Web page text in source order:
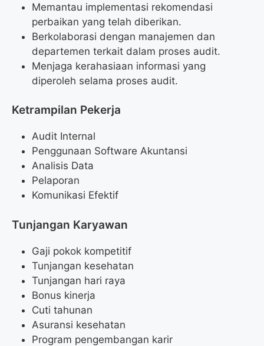
Memantau implementasi rekomendasi
perbaikan yang telah diberikan.
Berkolaborasi dengan manajemen dan
departemen terkait dalam proses audit.
Menjaga kerahasiaan informasi yang
diperoleh selama proses audit.
Ketrampilan Pekerja
Audit Internal
Penggunaan Software Akuntansi
Analisis Data
Pelaporan
Komunikasi Efektif
Tunjangan Karyawan
Gaji pokok kompetitif
Tunjangan kesehatan
Tunjangan hari raya
Bonus kinerja
Cuti tahunan
Asuransi kesehatan
Program pengembangan karir